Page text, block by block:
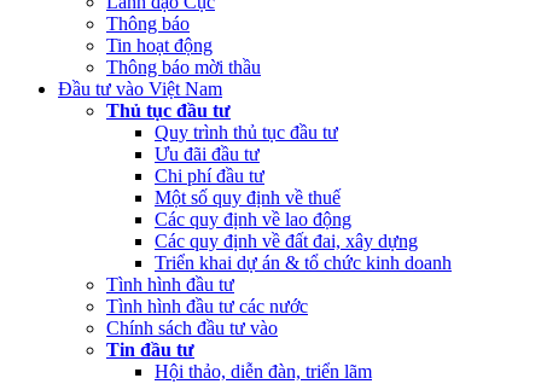
Thông báo
Tin hoạt động
Thông báo mời thầu
Đầu tư vào Việt Nam
Thủ tục đầu tư
Quy trình thủ tục đầu tư
Ưu đãi đầu tư
Chi phí đầu tư
Một số quy định về thuế
Các quy định về lao động
Các quy định về đất đai, xây dựng
Triển khai dự án & tổ chức kinh doanh
Tình hình đầu tư
Tình hình đầu tư các nước
Chính sách đầu tư vào
Tin đầu tư
Hội thảo, diễn đàn, triển lãm